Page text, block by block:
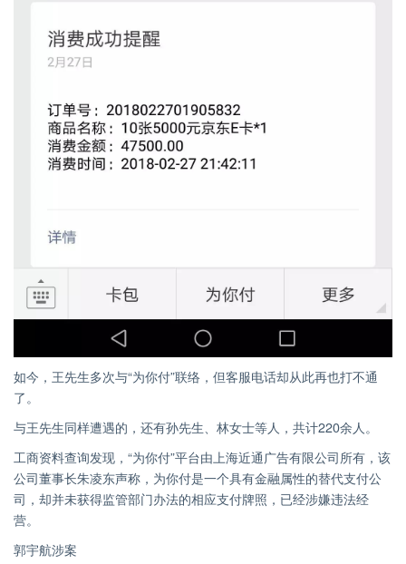
如今，王先生多次与“为你付”联络，但客服电话却从此再也打不通
了。
与王先生同样遭遇的，还有孙先生、林女士等人，共计220余人。
工商资料查询发现，“为你付”平台由上海近通广告有限公司所有，该
公司董事长朱凌东声称，为你付是一个具有金融属性的替代支付公
司，却并未获得监管部门办法的相应支付牌照，已经涉嫌违法经
营。
郭宇航涉案